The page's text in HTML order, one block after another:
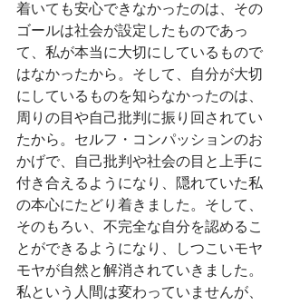
着いても安心できなかったのは、その
ゴールは社会が設定したものであっ
て、私が本当に大切にしているもので
はなかったから。そして、自分が大切
にしているものを知らなかったのは、
周りの目や自己批判に振り回されてい
たから。セルフ・コンパッションのお
かげで、自己批判や社会の目と上手に
付き合えるようになり、隠れていた私
の本心にたどり着きました。そして、
そのもろい、不完全な自分を認めるこ
とができるようになり、しつこいモヤ
モヤが自然と解消されていきました。
私という人間は変わっていませんが、